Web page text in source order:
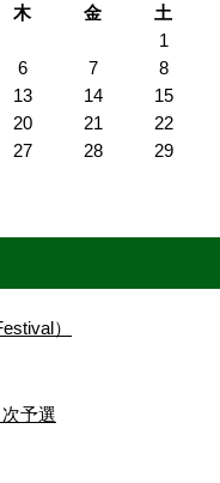
木 金
土
1
6 7
8
13 14
15
20 21
22
27 28
29
）
予選